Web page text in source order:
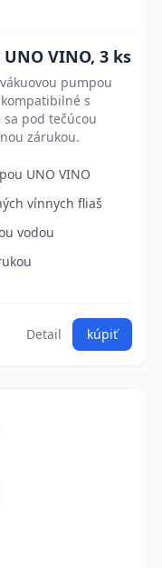
VINO, 3 ks
pumpou
s
pod tečúcou
zárukou.
UNO VINO
vínnych fliaš
vodou
Detail kúpiť